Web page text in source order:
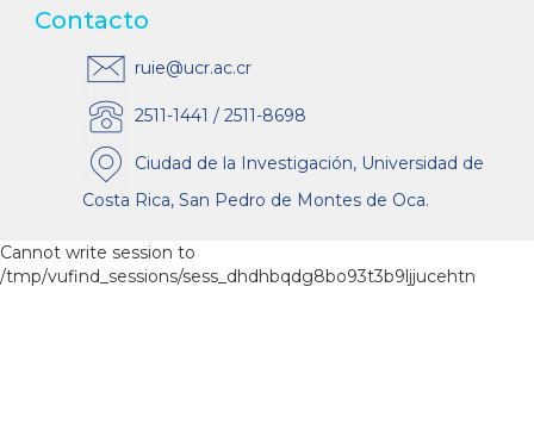
Contacto
ruie@ucr.ac.cr
2511-1441 / 2511-8698
Ciudad de la Investigación, Universidad de
Costa Rica, San Pedro de Montes de Oca.
Cannot write session to
/tmp/vufind_sessions/sess_dhdhbqdg8bo93t3b9ljjucehtn